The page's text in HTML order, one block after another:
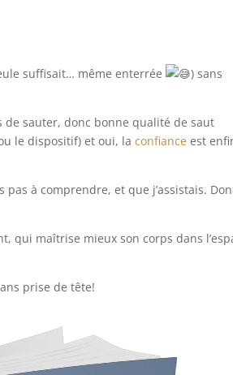
suffisait… même enterrée
) sans
de sauter, donc bonne qualité de saut
le dispositif) et oui, laconfiance est
pas à comprendre, et que j’assistais.
qui maîtrise mieux son corps dans
prise de tête!